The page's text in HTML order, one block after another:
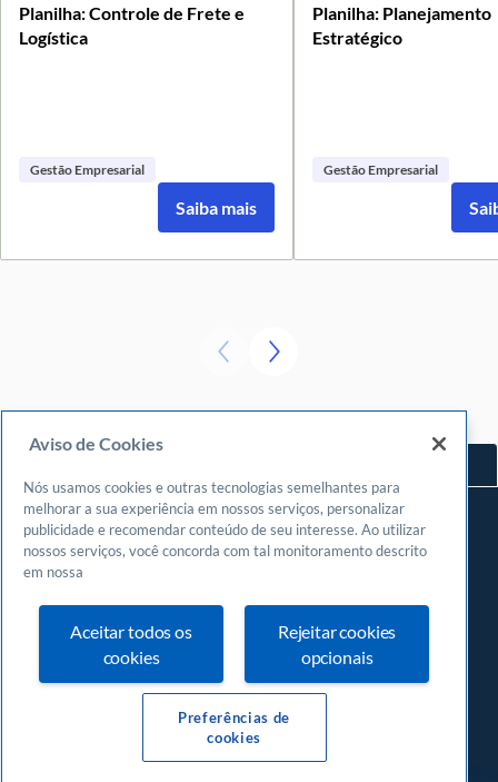
Planilha: Controle de Frete e
Logística
Gestão Empresarial
Saiba mais
Planilha: Planejamento
Estratégico
Gestão Empresarial
Navegue
Meu espaço
Fazer login
Cadastrar-se
Central de atendimento
0800570 0800
Aviso de Cookies
Nós usamos cookies e outras tecnologias semelhantes para
melhorar a sua experiência em nossos serviços, personalizar
publicidade e recomendar conteúdo de seu interesse. Ao utilizar
nossos serviços, você concorda com tal monitoramento descrito
em nossa
Aceitar todos os
cookies
Rejeitar cookies
opcionais
Preferências de
cookies